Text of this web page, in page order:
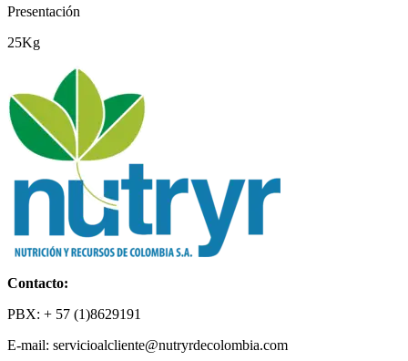
Presentación
25Kg
Contacto:
PBX: + 57 (1)8629191
E-mail: servicioalcliente@nutryrdecolombia.com